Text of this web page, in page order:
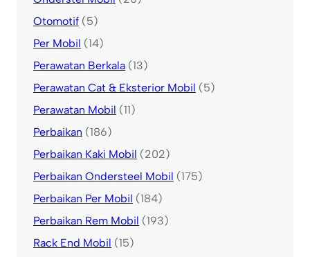
Otomotif (5)
Per Mobil (14)
Perawatan Berkala (13)
Perawatan Cat & Eksterior Mobil (5)
Perawatan Mobil (11)
Perbaikan (186)
Perbaikan Kaki Mobil (202)
Perbaikan Ondersteel Mobil (175)
Perbaikan Per Mobil (184)
Perbaikan Rem Mobil (193)
Rack End Mobil (15)